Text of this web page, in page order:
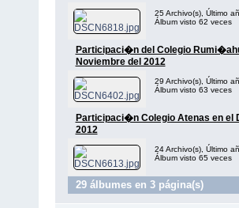
25 Archivo(s), Último
Álbum visto 62 veces
Participaci�n del Colegio
Noviembre del 2012
29 Archivo(s), Último
Álbum visto 63 veces
Participaci�n Colegio Atenas en el
2012
24 Archivo(s), Último
Álbum visto 65 veces
29 álbumes en 3 página(s)